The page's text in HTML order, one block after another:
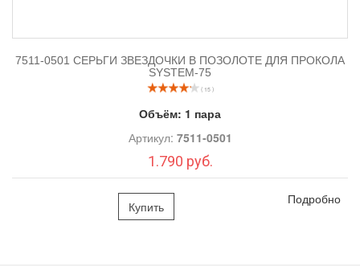
7511-0501 СЕРЬГИ ЗВЕЗДОЧКИ В ПОЗОЛОТЕ ДЛЯ ПРОКОЛА
SYSTEM-75
( 15 )
Объём: 1 пара
Артикул: 7511-0501
1.790 руб.
Купить Подробно